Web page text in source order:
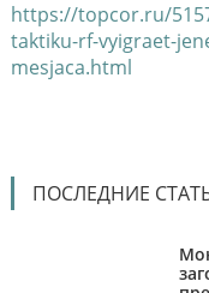
https://topcor.ru/
taktiku-rf-vyigraet-
mesjaca.html
ПОСЛЕДНИЕ